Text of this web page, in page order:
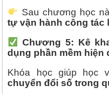
Sau chương học
tự vận hành công tác
Chương 5: Kê
dụng phần mềm hiện
Khóa học giúp học
chuyển đổi số trong